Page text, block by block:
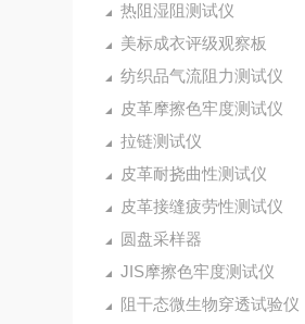
热阻湿阻测试仪
美标成衣评级观察板
纺织品气流阻力测试仪
皮革摩擦色牢度测试仪
拉链测试仪
皮革耐挠曲性测试仪
皮革接缝疲劳性测试仪
圆盘采样器
JIS摩擦色牢度测试仪
阻干态微生物穿透试验仪